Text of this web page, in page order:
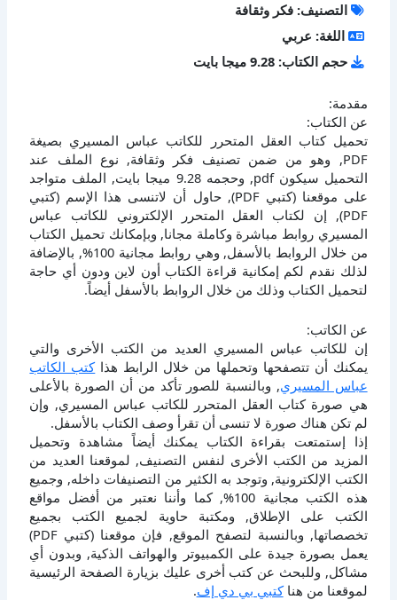
التصنيف: فكر وثقافة
اللغة: عربي
حجم الكتاب: 9.28 ميجا بايت
مقدمة:
عن الكتاب:
تحميل كتاب العقل المتحرر للكاتب عباس المسيري بصيغة
PDF, وهو من ضمن تصنيف فكر وثقافة, نوع الملف عند
التحميل سيكون pdf, وحجمه 9.28 ميجا بايت, الملف متواجد
على موقعنا (كتبي PDF), حاول أن لاتنسى هذا الإسم (كتبي
PDF), إن لكتاب العقل المتحرر الإلكتروني للكاتب عباس
المسيري روابط مباشرة وكاملة مجانا, وبإمكانك تحميل الكتاب
من خلال الروابط بالأسفل, وهي روابط مجانية 100%, بالإضافة
لذلك نقدم لكم إمكانية قراءة الكتاب أون لاين ودون أي حاجة
لتحميل الكتاب وذلك من خلال الروابط بالأسفل أيضاً.
عن الكاتب:
إن للكاتب عباس المسيري العديد من الكتب الأخرى والتي
يمكنك أن تتصفحها وتحملها من خلال الرابط هذاكتب الكاتب
عباس المسيري, وبالنسبة للصور تأكد من أن الصورة بالأعلى
هي صورة كتاب العقل المتحرر للكاتب عباس المسيري, وإن
لم تكن هناك صورة لا تنسى أن تقرأ وصف الكتاب بالأسفل.
إذا إستمتعت بقراءة الكتاب يمكنك أيضاً مشاهدة وتحميل
المزيد من الكتب الأخرى لنفس التصنيف, لموقعنا العديد من
الكتب الإلكترونية, وتوجد به الكثير من التصنيفات داخله, وجميع
هذه الكتب مجانية 100%, كما وأننا نعتبر من أفضل مواقع
الكتب على الإطلاق, ومكتبة حاوية لجميع الكتب بجميع
تخصصاتها, وبالنسبة لتصفح الموقع, فإن موقعنا (كتبي PDF)
يعمل بصورة جيدة على الكمبيوتر والهواتف الذكية, وبدون أي
مشاكل, وللبحث عن كتب أخرى عليك بزيارة الصفحة الرئيسية
لموقعنا من هناكتبي بي دي إف.